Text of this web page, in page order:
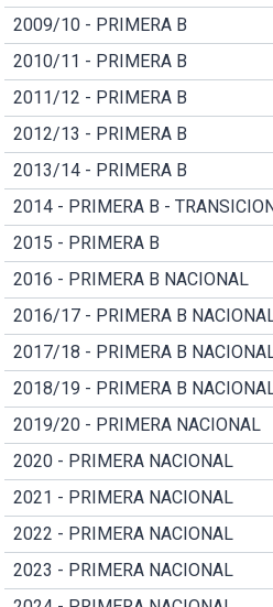
2009/10 - PRIMERA B
2010/11 - PRIMERA B
2011/12 - PRIMERA B
2012/13 - PRIMERA B
2013/14 - PRIMERA B
2014 - PRIMERA B -
2015 - PRIMERA B
2016 - PRIMERA B NACIONAL
2016/17 - PRIMERA B
2017/18 - PRIMERA B
2018/19 - PRIMERA B
2019/20 - PRIMERA NACIONAL
2020 - PRIMERA NACIONAL
2021 - PRIMERA NACIONAL
2022 - PRIMERA NACIONAL
2023 - PRIMERA NACIONAL